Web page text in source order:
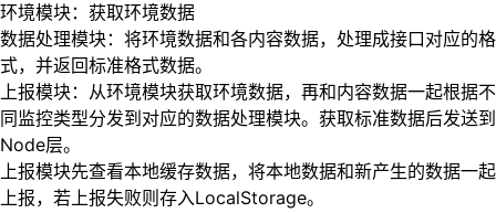
环境模块：获取环境数据
数据处理模块：将环境数据和各内容数据，处理成接口对应的格
式，并返回标准格式数据。
上报模块：从环境模块获取环境数据，再和内容数据一起根据不
同监控类型分发到对应的数据处理模块。获取标准数据后发送到
Node层。
上报模块先查看本地缓存数据，将本地数据和新产生的数据一起
上报，若上报失败则存入LocalStorage。